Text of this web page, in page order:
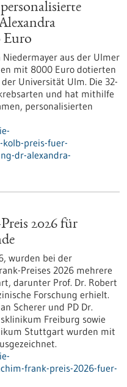
Euro
Niedermayer aus der Ulmer
mit 8000 Euro dotierten
Universität Ulm. Die 32-
und hat mithilfe
personalisierten
preis-fuer-
dr-alexandra-
2026 für
wurden bei der
Preises 2026 mehrere
darunter Prof. Dr. Robert
Forschung erhielt.
Scherer und PD Dr.
Freiburg sowie
Stuttgart wurden mit
frank-preis-2026-fuer-